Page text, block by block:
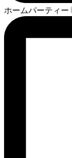
ホームパーティー